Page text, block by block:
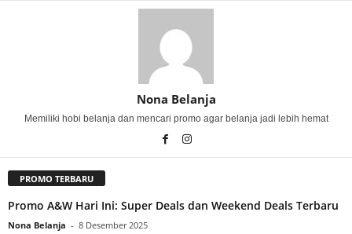
Nona Belanja
Memiliki hobi belanja dan mencari promo agar belanja jadi lebih hemat
PROMO TERBARU
Promo A&W Hari Ini: Super Deals dan Weekend Deals Terbaru
Nona Belanja - 8 Desember 2025